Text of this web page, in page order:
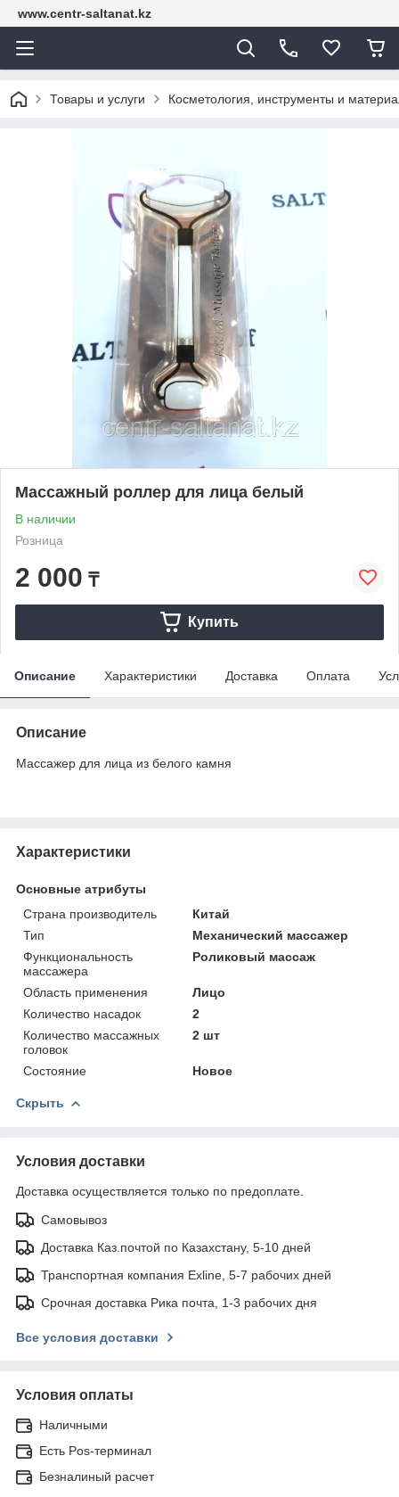
www.centr-saltanat.kz
Товары и услуги Косметология, инструменты и
Массажный роллер для лица белый
В наличии
Розница
2 000 ₸
Купить
Описание Характеристики Доставка Оплата
Описание
Массажер для лица из белого камня
Характеристики
Основные атрибуты
Страна производитель
Китай
Тип
Механический массажер
Функциональность
массажера
Роликовый массаж
Область применения
Лицо
Количество насадок
2
Количество массажных
головок
2 шт
Состояние Новое
Скрыть
Условия доставки
Доставка осуществляется только по предоплате.
Самовывоз
Доставка Каз.почтой по Казахстану, 5-10 дней
Транспортная компания Exline, 5-7 рабочих дней
Срочная доставка Рика почта, 1-3 рабочих дня
Все условия доставки
Условия оплаты
Наличными
Есть Pos-терминал
Безналиный расчет